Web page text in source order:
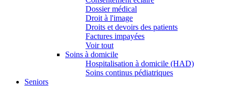
Dossier médical
Droit à l'image
Droits et devoirs des patients
Factures impayées
Voir tout
Soins à domicile
Hospitalisation à domicile (HAD)
Soins continus pédiatriques
Seniors